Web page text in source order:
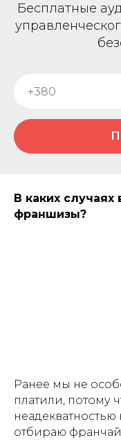
Бесплатные
В каких
франшизы?
Ранее мы не
платили, потому
отбираю